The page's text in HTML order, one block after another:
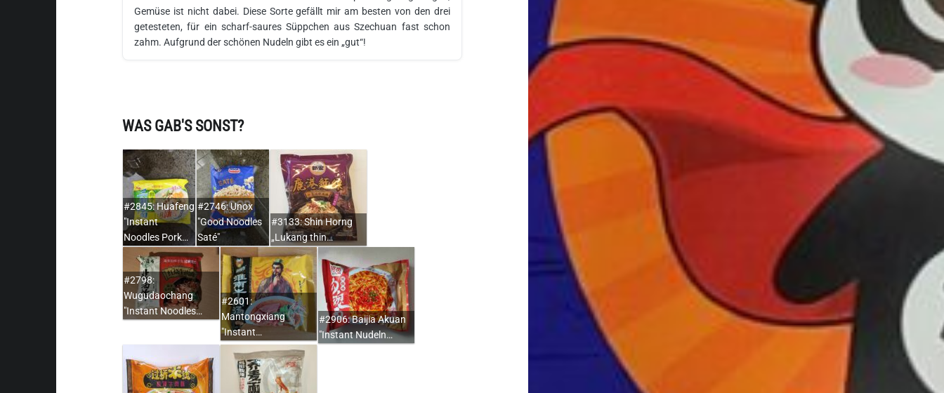
Gemüse ist nicht dabei. Diese Sorte gefällt mir am besten von den drei
getesteten, für ein scharf-saures Süppchen aus Szechuan fast schon
zahm. Aufgrund der schönen Nudeln gibt es ein „gut“!
WAS GAB'S SONST?
#2845: Huafeng
"Instant
Noodles Pork…
#2746: Unox
"Good Noodles
Saté"
#3133: Shin Horng
„Lukang thin…
#2798:
Wugudaochang
"Instant Noodles…
#2601:
Mantongxiang
"Instant…
#2906: Baijia Akuan
"Instant Nudeln…